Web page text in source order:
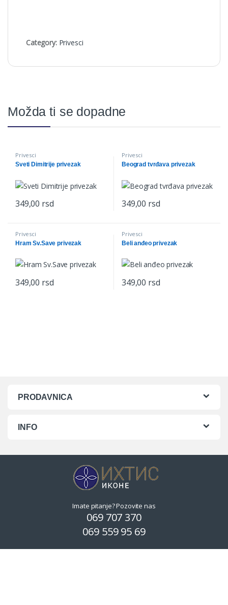
Category: Privesci
Možda ti se dopadne
Privesci
Sveti Dimitrije privezak
349,00 rsd
Privesci
Beograd tvrđava privezak
349,00 rsd
Privesci
Hram Sv.Save privezak
349,00 rsd
Privesci
Beli anđeo privezak
349,00 rsd
PRODAVNICA
INFO
Imate pitanje? Pozovite nas
069 707 370
069 559 95 69